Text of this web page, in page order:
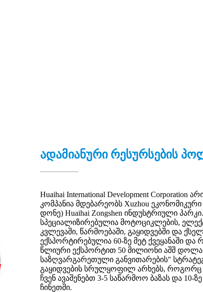
ადამიანური რესურსების
Huaihai International Development Corporation
კომპანია მდებარეობს Xuzhou
დონე) Huaihai Zongshen ინდუსტრიული
სპეციალიზირებულია მოტოციკლების,
კვლევაში, წარმოებაში, გაყიდვებში და
ექსპორტირებულია 60-ზე მეტ ქვეყანაში
წლიური ექსპორტით 50 მილიონი აშშ
საზღვარგარეთული განვითარების"
გაყიდვების სრულყოფილ არხებს, როგორც
ჩვენ ავაშენებთ 3-5 საწარმოო ბაზას და
ჩინეთში.